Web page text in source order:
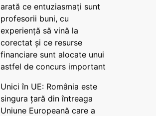
arată ce entuziasmați sunt
profesorii buni, cu
experiență să vină la
corectat și ce resurse
financiare sunt alocate unui
astfel de concurs important
Unici în UE: România este
singura țară din întreaga
Uniune Europeană care a